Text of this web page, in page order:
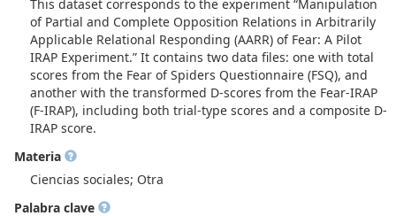
This dataset corresponds to the experiment “Manipulation
of Partial and Complete Opposition Relations in Arbitrarily
Applicable Relational Responding (AARR) of Fear: A Pilot
IRAP Experiment.” It contains two data files: one with total
scores from the Fear of Spiders Questionnaire (FSQ), and
another with the transformed D-scores from the Fear-IRAP
(F-IRAP), including both trial-type scores and a composite D-
IRAP score.
Materia
Ciencias sociales; Otra
Palabra clave